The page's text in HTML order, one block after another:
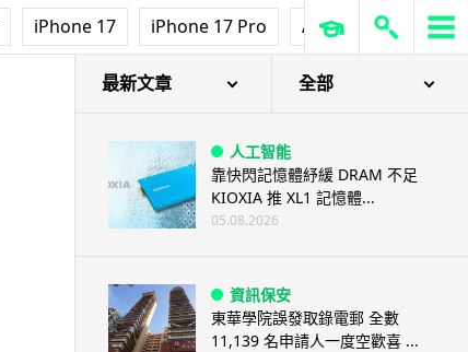
iPhone 17 iPhone 17 Pro AirPods Pro 3
最新文章 全部
人工智能
靠快閃記憶體紓緩 DRAM 不足
KIOXIA 推 XL1 記憶體...
05.08.2026
資訊保安
東華學院誤發取錄電郵 全數
11,139 名申請人一度空歡喜 ...